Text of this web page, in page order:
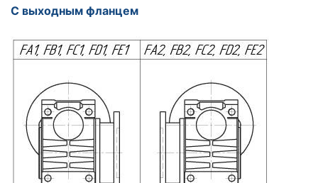
С выходным фланцем